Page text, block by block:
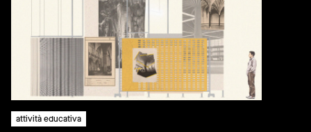
attività educativa